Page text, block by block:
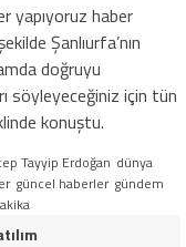
yapıyoruz haber
Şanlıurfa’nın
doğruyu
söyleyeceğiniz için tün
konuştu.
Tayyip Erdoğan dünya
güncel haberler gündem